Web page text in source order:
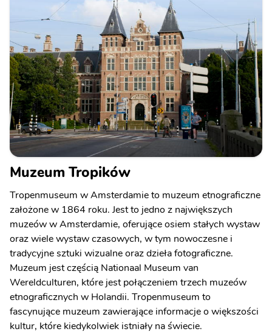
Muzeum Tropików
Tropenmuseum w Amsterdamie to muzeum etnograficzne
założone w 1864 roku. Jest to jedno z największych
muzeów w Amsterdamie, oferujące osiem stałych wystaw
oraz wiele wystaw czasowych, w tym nowoczesne i
tradycyjne sztuki wizualne oraz dzieła fotograficzne.
Muzeum jest częścią Nationaal Museum van
Wereldculturen, które jest połączeniem trzech muzeów
etnograficznych w Holandii. Tropenmuseum to
fascynujące muzeum zawierające informacje o większości
kultur, które kiedykolwiek istniały na świecie.